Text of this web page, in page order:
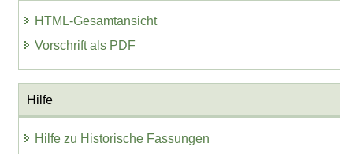
HTML-Gesamtansicht
Vorschrift als PDF
Hilfe
Hilfe zu Historische Fassungen